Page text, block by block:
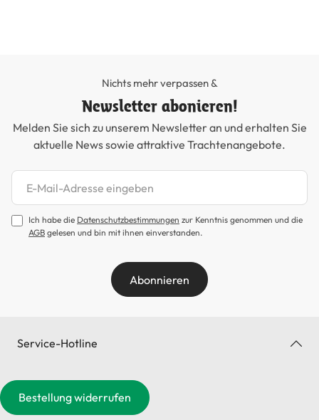
Nichts mehr verpassen &
Newsletter abonieren!
Melden Sie sich zu unserem Newsletter an und erhalten Sie
aktuelle News sowie attraktive Trachtenangebote.
Newsletter abonnieren
Ich habe die Datenschutzbestimmungen zur Kenntnis genommen und die
AGB gelesen und bin mit ihnen einverstanden.
Abonnieren
Service-Hotline
Bestellung widerrufen